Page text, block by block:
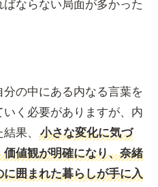
ならない局面が多かった
の中にある内なる言葉を
く必要がありますが、内
果、
小さな変化に気づ
値観が明確になり、奈緒
囲まれた暮らしが手に入